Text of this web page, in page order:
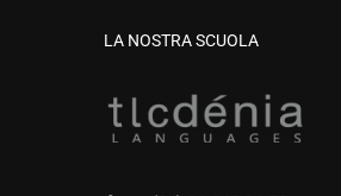
LA NOSTRA SCUOLA